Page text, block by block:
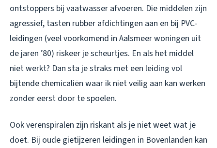
ontstoppers bij vaatwasser afvoeren. Die middelen zijn
agressief, tasten rubber afdichtingen aan en bij PVC-
leidingen (veel voorkomend in Aalsmeer woningen uit
de jaren ’80) riskeer je scheurtjes. En als het middel
niet werkt? Dan sta je straks met een leiding vol
bijtende chemicaliën waar ik niet veilig aan kan werken
zonder eerst door te spoelen.
Ook verenspiralen zijn riskant als je niet weet wat je
doet. Bij oude gietijzeren leidingen in Bovenlanden kan